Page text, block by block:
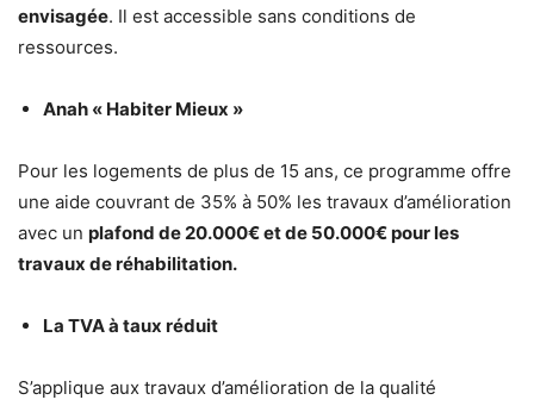
envisagée. Il est accessible sans conditions de
ressources.
Anah « Habiter Mieux »
Pour les logements de plus de 15 ans, ce programme offre
une aide couvrant de 35% à 50% les travaux d’amélioration
avec un plafond de 20.000€ et de 50.000€ pour les
travaux de réhabilitation.
La TVA à taux réduit
S’applique aux travaux d’amélioration de la qualité